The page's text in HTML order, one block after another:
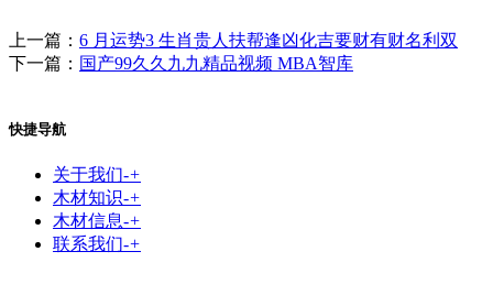
上一篇： 6 月运势3 生肖贵人扶帮逢凶化吉要财有财名利双
下一篇： 国产99久久九九精品视频 MBA智库
快捷导航
关于我们-+
木材知识-+
木材信息-+
联系我们-+